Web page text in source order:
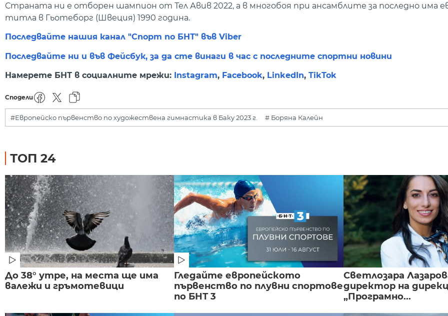
Страната ни е отборен шампион от Тел Авив 2022, а в многобоя при ансамблите за последно има
титла в Гьотеборг (Швеция) 1990 година.
Последвайте нашия канал "Спорт по БНТ" във Viber
Последвайте ни и във Фейсбук, за да сте винаги в час с последните спортни новини
Намерете БНТ в социалните мрежи: Instagram, Facebook, LinkedIn, TikTok
Сподели
#Европейско първенство по художествена гимнастика в Баку 2023 г. # Боряна Калейн
ТОП 24
До 38° утре, на места ще има
валежи и гръмотевици
Гледайте европейското
първенство по плувни спортове
по БНТ 3
Светлозара
директор на
„Програмно...